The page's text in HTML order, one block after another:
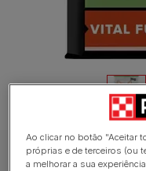
PRO PLAN Ração seca para
Ao clicar no botão "Aceitar
próprias e de terceiros (ou
a melhorar a sua